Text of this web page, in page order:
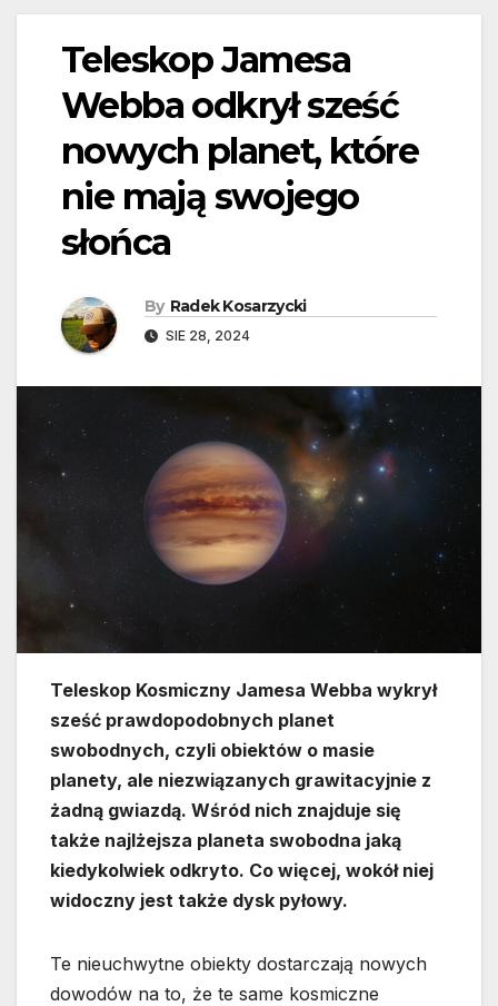
Teleskop Jamesa
Webba odkrył sześć
nowych planet, które
nie mają swojego
słońca
By Radek Kosarzycki
SIE 28, 2024
Teleskop Kosmiczny Jamesa Webba wykrył
sześć prawdopodobnych planet
swobodnych, czyli obiektów o masie
planety, ale niezwiązanych grawitacyjnie z
żadną gwiazdą. Wśród nich znajduje się
także najlżejsza planeta swobodna jaką
kiedykolwiek odkryto. Co więcej, wokół niej
widoczny jest także dysk pyłowy.
Te nieuchwytne obiekty dostarczają nowych
dowodów na to, że te same kosmiczne